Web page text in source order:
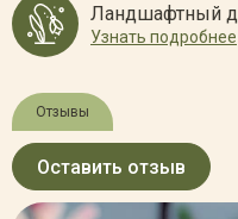
Ландшафтный
Узнать подробнее
Отзывы
Оставить отзыв